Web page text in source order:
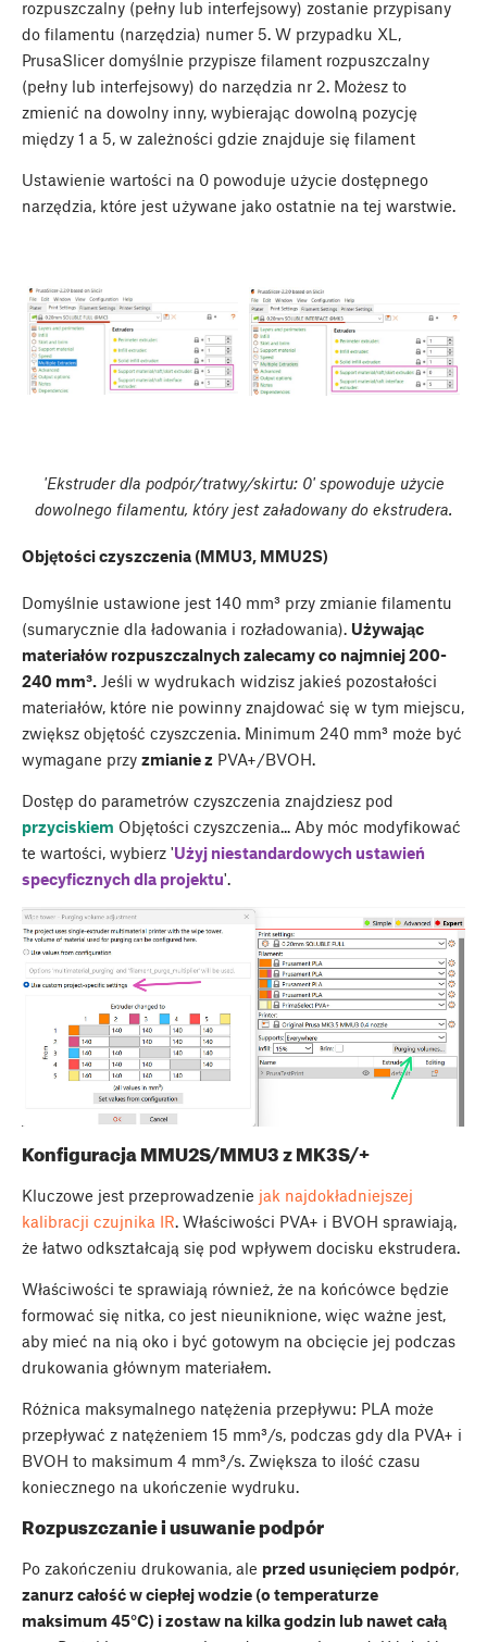
rozpuszczalny (pełny lub interfejsowy) zostanie przypisany
do filamentu (narzędzia) numer 5. W przypadku XL,
PrusaSlicer domyślnie przypisze filament rozpuszczalny
(pełny lub interfejsowy) do narzędzia nr 2. Możesz to
zmienić na dowolny inny, wybierając dowolną pozycję
między 1 a 5, w zależności gdzie znajduje się filament
Ustawienie wartości na 0 powoduje użycie dostępnego
narzędzia, które jest używane jako ostatnie na tej warstwie.
'Ekstruder dla podpór/tratwy/skirtu: 0' spowoduje użycie
dowolnego filamentu, który jest załadowany do ekstrudera.
Objętości czyszczenia (MMU3, MMU2S)
Domyślnie ustawione jest 140 mm³ przy zmianie filamentu
(sumarycznie dla ładowania i rozładowania). Używając
materiałów rozpuszczalnych zalecamy co najmniej 200-
240 mm³.
Jeśli w wydrukach widzisz jakieś pozostałości
materiałów, które nie powinny znajdować się w tym miejscu,
zwiększ objętość czyszczenia. Minimum 240 mm³ może być
wymagane przy zmianie z PVA+/BVOH.
Dostęp do parametrów czyszczenia znajdziesz pod
przyciskiem Objętości czyszczenia... Aby móc modyfikować
te wartości, wybierz 'Użyj niestandardowych ustawień
specyficznych dla projektu'.
Konfiguracja MMU2S/MMU3 z MK3S/+
Kluczowe jest przeprowadzenie jak najdokładniejszej
kalibracji czujnika IR. Właściwości PVA+ i BVOH sprawiają,
że łatwo odkształcają się pod wpływem docisku ekstrudera.
Właściwości te sprawiają również, że na końcówce będzie
formować się nitka, co jest nieuniknione, więc ważne jest,
aby mieć na nią oko i być gotowym na obcięcie jej podczas
drukowania głównym materiałem.
Różnica maksymalnego natężenia przepływu: PLA może
przepływać z natężeniem 15 mm³/s, podczas gdy dla PVA+ i
BVOH to maksimum 4 mm³/s. Zwiększa to ilość czasu
koniecznego na ukończenie wydruku.
Rozpuszczanie i usuwanie podpór
Po zakończeniu drukowania, ale przed usunięciem podpór
zanurz całość w ciepłej wodzie (o temperaturze
maksimum 45°C) i zostaw na kilka godzin lub nawet całą